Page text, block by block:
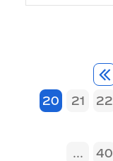
20
21 22
...
40